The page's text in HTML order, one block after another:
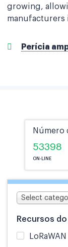
growing,
manufacturers
Perícia
Número
53398
ON-LINE
Select
Recursos
LoRaWAN